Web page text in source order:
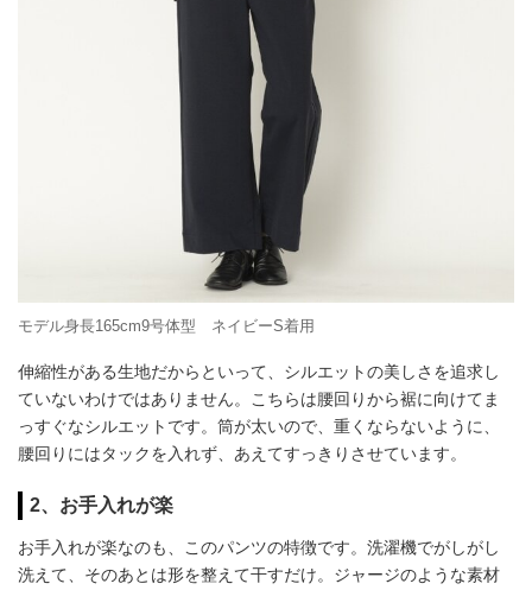
モデル身長165cm9号体型 ネイビーS着用
伸縮性がある生地だからといって、シルエットの美しさを追求し
ていないわけではありません。こちらは腰回りから裾に向けてま
っすぐなシルエットです。筒が太いので、重くならないように、
腰回りにはタックを入れず、あえてすっきりさせています。
2、お手入れが楽
お手入れが楽なのも、このパンツの特徴です。洗濯機でがしがし
洗えて、そのあとは形を整えて干すだけ。ジャージのような素材